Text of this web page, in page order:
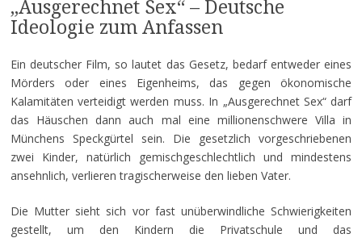
„Ausgerechnet Sex“ – Deutsche
Ideologie zum Anfassen
Ein deutscher Film, so lautet das Gesetz, bedarf entweder eines
Mörders oder eines Eigenheims, das gegen ökonomische
Kalamitäten verteidigt werden muss. In „Ausgerechnet Sex“ darf
das Häuschen dann auch mal eine millionenschwere Villa in
Münchens Speckgürtel sein. Die gesetzlich vorgeschriebenen
zwei Kinder, natürlich gemischgeschlechtlich und mindestens
ansehnlich, verlieren tragischerweise den lieben Vater.
Die Mutter sieht sich vor fast unüberwindliche Schwierigkeiten
gestellt, um den Kindern die Privatschule und das